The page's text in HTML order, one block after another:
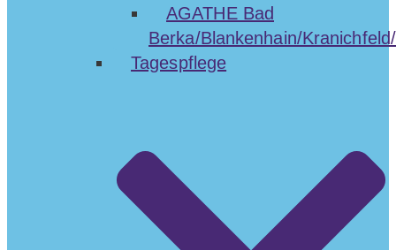
AGATHE Bad
Berka/Blankenhain/
Tagespflege